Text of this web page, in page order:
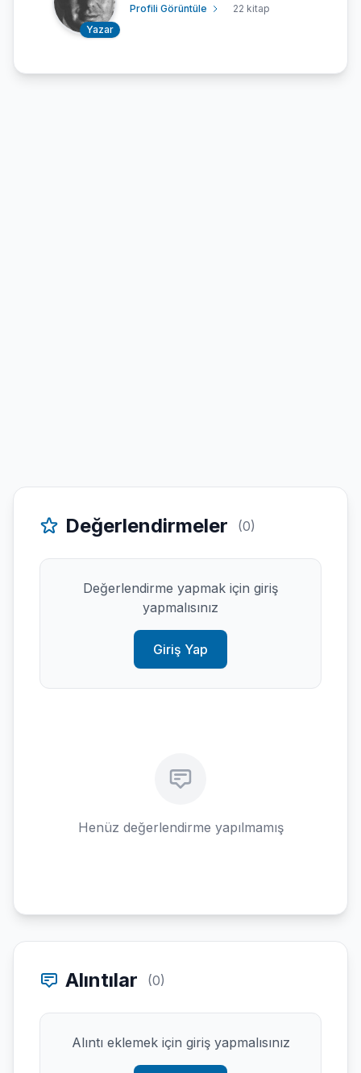
Yazar
Profili Görüntüle 22 kitap
Değerlendirmeler (0)
Değerlendirme yapmak için giriş
yapmalısınız
Giriş Yap
Henüz değerlendirme yapılmamış
Alıntılar (0)
Alıntı eklemek için giriş yapmalısınız